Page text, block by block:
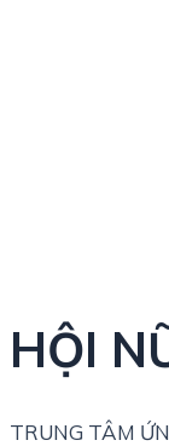
HỘI
TRUNG TÂM